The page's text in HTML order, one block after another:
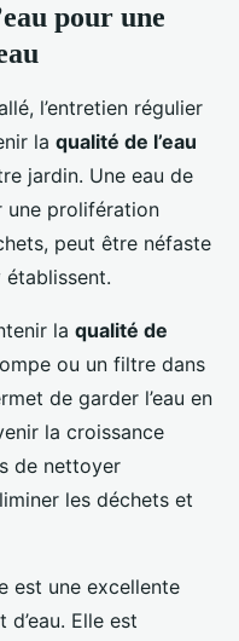
pour une
l’entretien régulier
la qualité de l’eau
jardin. Une eau de
une prolifération
peut être néfaste
établissent.
la qualité de
ou un filtre dans
de garder l’eau en
la croissance
de nettoyer
les déchets et
est une excellente
Elle est